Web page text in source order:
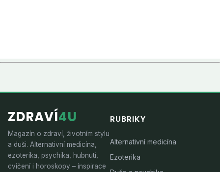
ZDRAVÍ4U
Magazín o zdraví, životním stylu
a duši. Alternativní medicína,
ezoterika, psychika, hubnutí,
cvičení i horoskopy – inspirace
RUBRIKY
Alternativní medicína
Ezoterika